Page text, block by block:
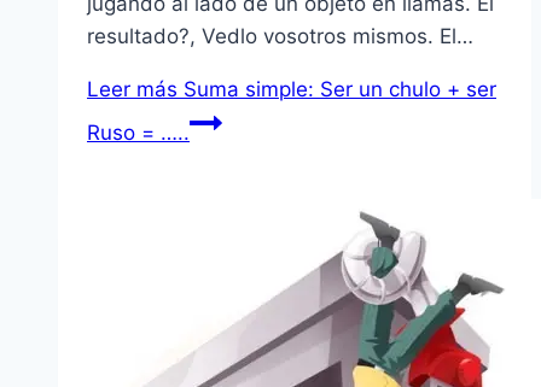
resultado?, Vedlo vosotros mismos. El…
Leer más Suma simple: Ser un chulo + ser
Ruso = …..